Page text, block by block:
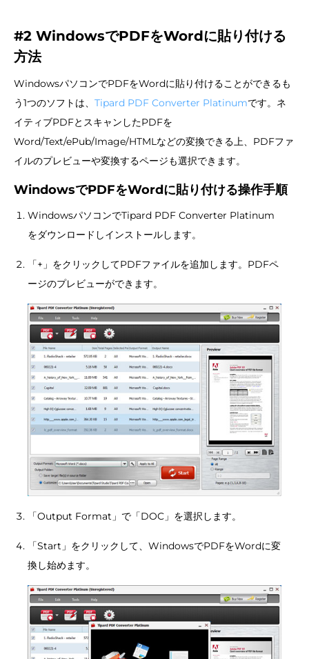
#2 WindowsでPDFをWordに貼り付ける
方法
WindowsパソコンでPDFをWordに貼り付けることができるも
う1つのソフトは、 Tipard PDF Converter Platinumです。ネ
イティブPDFとスキャンしたPDFを
Word/Text/ePub/Image/HTMLなどの変換できる上、PDFファ
イルのプレビューや変換するページも選択できます。
WindowsでPDFをWordに貼り付ける操作手順
WindowsパソコンでTipard PDF Converter Platinum
をダウンロードしインストールします。
「+」をクリックしてPDFファイルを追加します。PDFペ
ージのプレビューができます。
「Output Format」で「DOC」を選択します。
「Start」をクリックして、WindowsでPDFをWordに変
換し始めます。